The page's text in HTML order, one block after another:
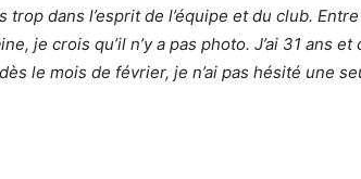
dans l’esprit de l’équipe et du club.
je crois qu’il n’y a pas photo. J’ai 31 ans
le mois de février, je n’ai pas hésité une